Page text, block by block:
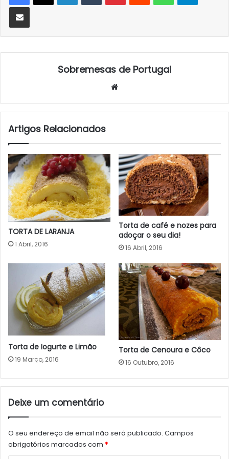
Partilhar Via Email
Sobremesas de Portugal
Artigos Relacionados
TORTA DE LARANJA
1 Abril, 2016
Torta de café e nozes para
adoçar o seu dia!
16 Abril, 2016
Torta de Iogurte e Limão
19 Março, 2016
Torta de Cenoura e Côco
16 Outubro, 2016
Deixe um comentário
O seu endereço de email não será publicado. Campos
obrigatórios marcados com *